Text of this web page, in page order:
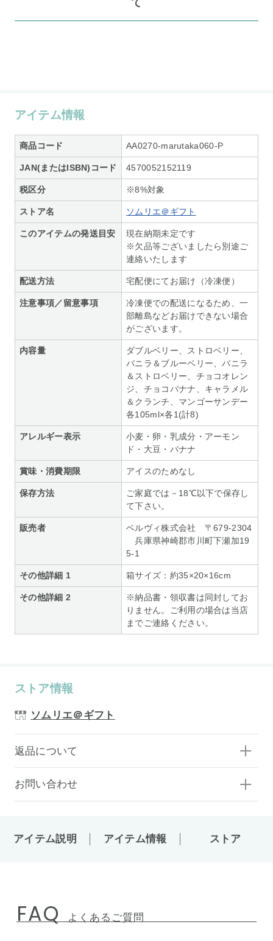
て
アイテム情報
商品コード AA0270-marutaka060-P
JAN(またはISBN)コード 4570052152119
税区分 ※8%対象
ストア名 ソムリエ＠ギフト
このアイテムの発送目安
現在納期未定です
※欠品等ございましたら別途ご
連絡いたします
配送方法 宅配便にてお届け（冷凍便）
注意事項／留意事項
冷凍便での配送になるため、一
部離島などお届けできない場合
がございます。
内容量
ダブルベリー、ストロベリー、
バニラ＆ブルーベリー、バニラ
＆ストロベリー、チョコオレン
ジ、チョコバナナ、キャラメル
＆クランチ、マンゴーサンデー
各105ml×各1(計8)
アレルギー表示
小麦・卵・乳成分・アーモン
ド・大豆・バナナ
賞味・消費期限 アイスのためなし
保存方法
ご家庭では－18℃以下で保存し
て下さい。
販売者
ベルヴィ株式会社 〒679-2304
兵庫県神崎郡市川町下瀬加19
5-1
その他詳細 1 箱サイズ：約35×20×16cm
その他詳細 2
※納品書・領収書は同封してお
りません。ご利用の場合は当店
までご連絡ください。
ストア情報
ソムリエ＠ギフト
返品について
お問い合わせ
アイテム説明 アイテム情報 ストア
FAQ よくあるご質問